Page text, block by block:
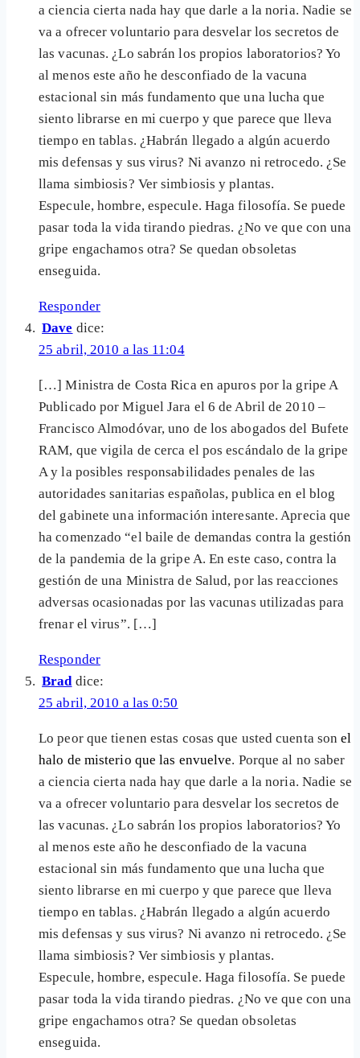
a ciencia cierta nada hay que darle a la noria. Nadie se
va a ofrecer voluntario para desvelar los secretos de
las vacunas. ¿Lo sabrán los propios laboratorios? Yo
al menos este año he desconfiado de la vacuna
estacional sin más fundamento que una lucha que
siento librarse en mi cuerpo y que parece que lleva
tiempo en tablas. ¿Habrán llegado a algún acuerdo
mis defensas y sus virus? Ni avanzo ni retrocedo. ¿Se
llama simbiosis? Ver simbiosis y plantas.
Especule, hombre, especule. Haga filosofía. Se puede
pasar toda la vida tirando piedras. ¿No ve que con una
gripe engachamos otra? Se quedan obsoletas
enseguida.
Responder
Dave dice:
25 abril, 2010 a las 11:04
[…] Ministra de Costa Rica en apuros por la gripe A
Publicado por Miguel Jara el 6 de Abril de 2010 –
Francisco Almodóvar, uno de los abogados del Bufete
RAM, que vigila de cerca el pos escándalo de la gripe
A y la posibles responsabilidades penales de las
autoridades sanitarias españolas, publica en el blog
del gabinete una información interesante. Aprecia que
ha comenzado “el baile de demandas contra la gestión
de la pandemia de la gripe A. En este caso, contra la
gestión de una Ministra de Salud, por las reacciones
adversas ocasionadas por las vacunas utilizadas para
frenar el virus”. […]
Responder
Brad dice:
25 abril, 2010 a las 0:50
Lo peor que tienen estas cosas que usted cuenta sonel
halo de misterio que las envuelve. Porque al no saber
a ciencia cierta nada hay que darle a la noria. Nadie se
va a ofrecer voluntario para desvelar los secretos de
las vacunas. ¿Lo sabrán los propios laboratorios? Yo
al menos este año he desconfiado de la vacuna
estacional sin más fundamento que una lucha que
siento librarse en mi cuerpo y que parece que lleva
tiempo en tablas. ¿Habrán llegado a algún acuerdo
mis defensas y sus virus? Ni avanzo ni retrocedo. ¿Se
llama simbiosis? Ver simbiosis y plantas.
Especule, hombre, especule. Haga filosofía. Se puede
pasar toda la vida tirando piedras. ¿No ve que con una
gripe engachamos otra? Se quedan obsoletas
enseguida.